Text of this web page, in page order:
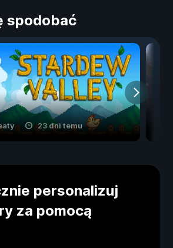
spodobać
23 dni temu
personalizuj
za pomocą